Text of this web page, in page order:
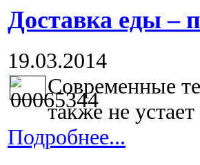
Доставка еды –
19.03.2014
Современные
также не
Подробнее...